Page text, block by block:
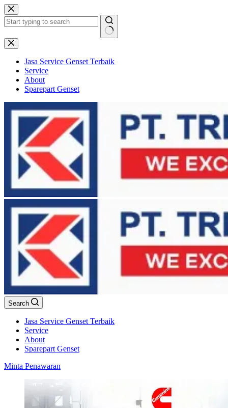
Skip
to
content
No
results
Jasa Service Genset Terbaik
Service
About
Sparepart Genset
Search
Jasa Service Genset Terbaik
Service
About
Sparepart Genset
Minta Penawaran